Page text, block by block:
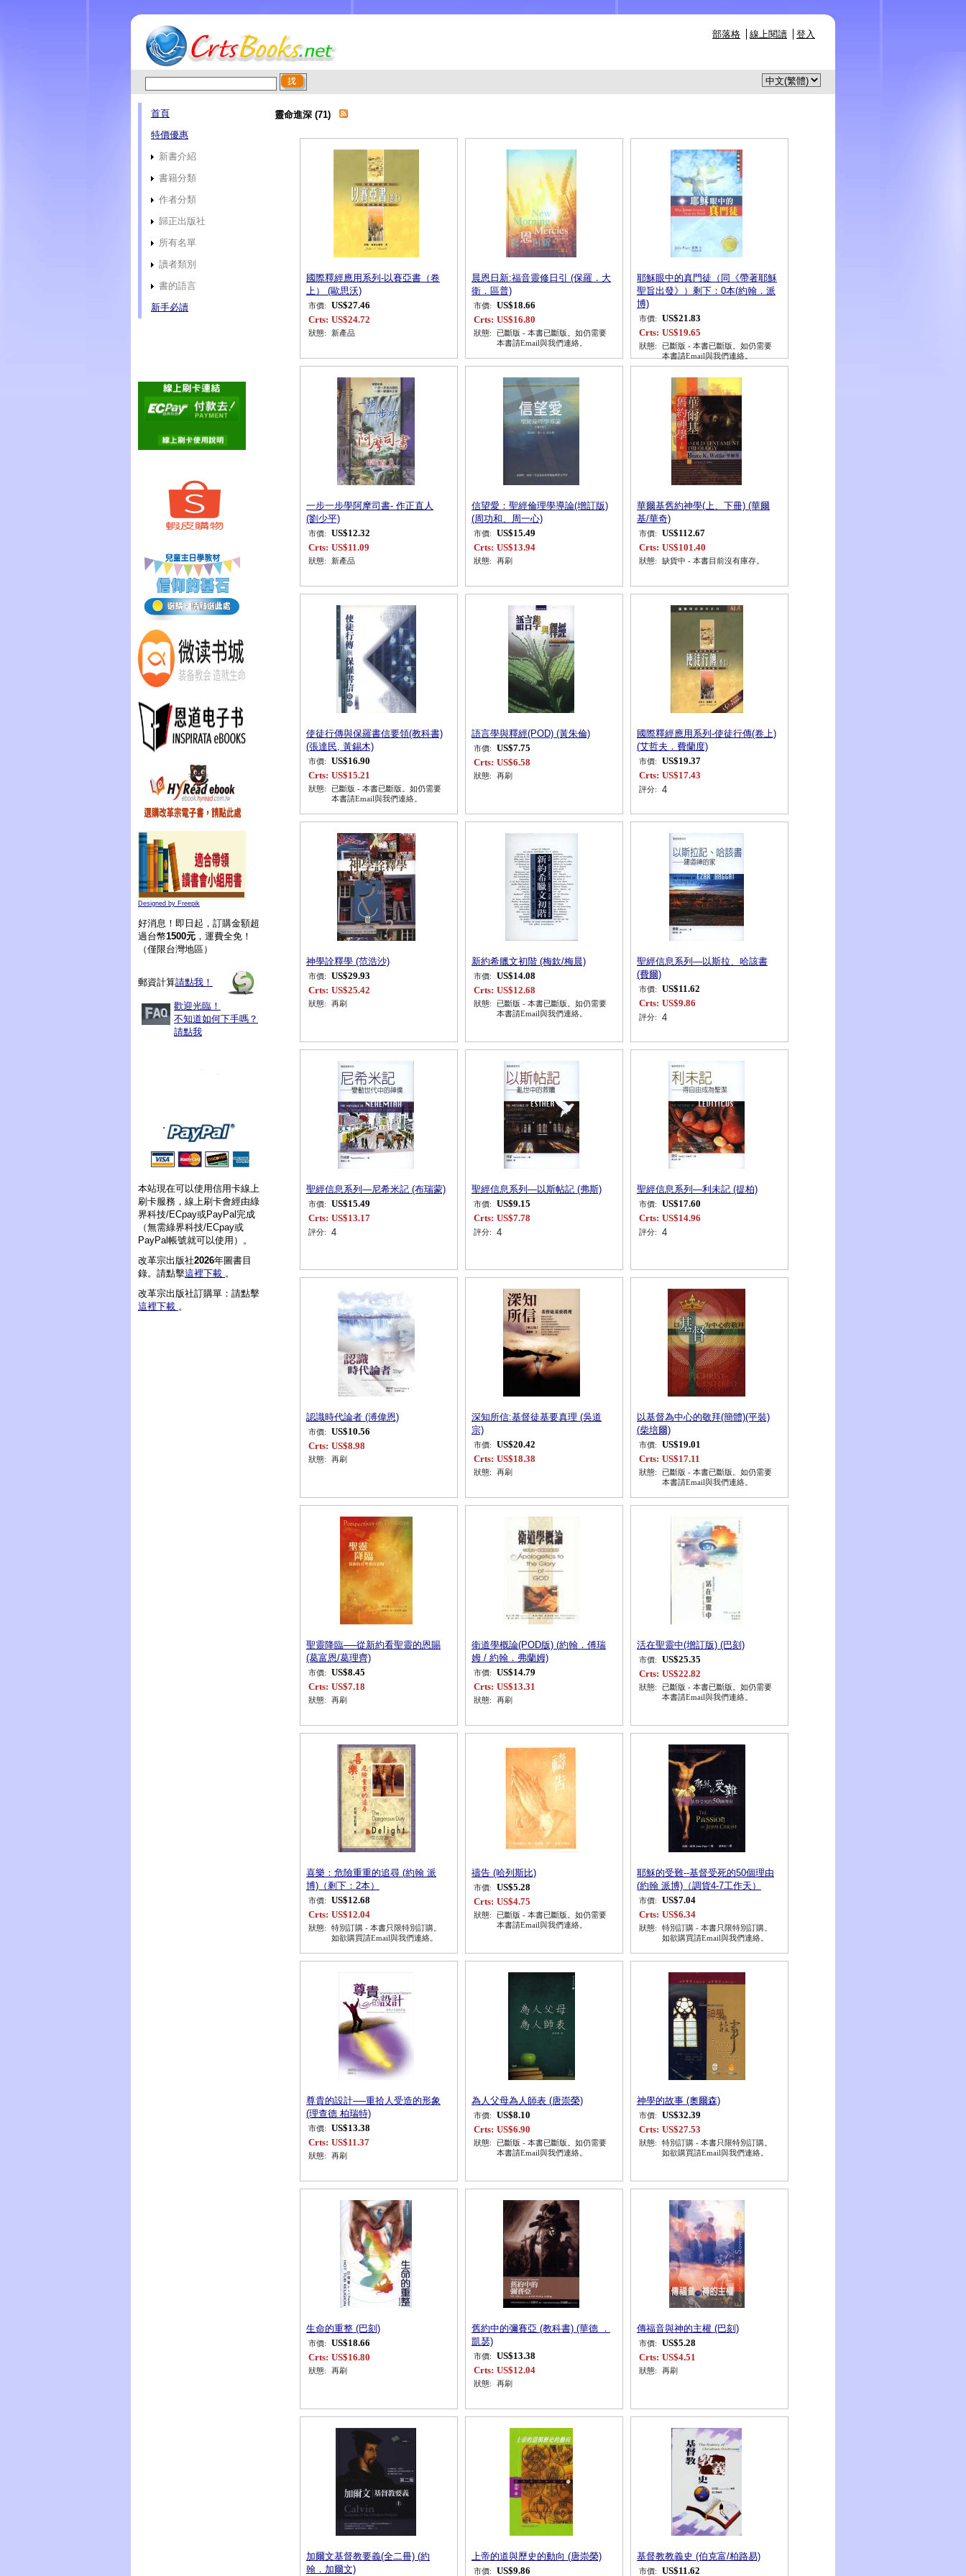
部落格 線上閱讀 登入
首頁
特價優惠
新書介紹
書籍分類
作者分類
歸正出版社
所有名單
讀者類別
書的語言
新手必讀
Designed by Freepik
好消息！即日起，訂購金額超
過台幣1500元 ，運費全免！
（僅限台灣地區）
郵資計算請點我！
歡迎光臨！
不知道如何下手嗎？
請點我
本站現在可以使用信用卡線上
刷卡服務，線上刷卡會經由綠
界科技/ECpay或PayPal完成
（無需綠界科技/ECpay或
PayPal帳號就可以使用）。
改革宗出版社2026年圖書目
錄。請點擊這裡下載 。
改革宗出版社訂購單：請點擊
這裡下載 。
靈命進深 (71)
國際釋經應用系列-以賽亞書（卷
上） (歐思沃)
市價:
US$27.46
Crts: US$24.72
狀態: 新產品
晨恩日新:福音靈修日引 (保羅．大
衛．區普)
市價:
US$18.66
Crts: US$16.80
狀態:
已斷版 - 本書已斷版。如仍需要
本書請Email與我們連絡。
耶穌眼中的真門徒（同《帶著耶穌
聖旨出發》）剩下：0本(約翰．派
博)
市價:
US$21.83
Crts: US$19.65
狀態:
已斷版 - 本書已斷版。如仍需要
本書請Email與我們連絡。
一步一步學阿摩司書- 作正直人
(劉少平)
市價:
US$12.32
Crts: US$11.09
狀態: 新產品
信望愛：聖經倫理學導論(增訂版)
(周功和、周一心)
市價:
US$15.49
Crts: US$13.94
狀態: 再刷
華爾基舊約神學(上、下冊) (華爾
基/華奇)
市價:
US$112.67
Crts: US$101.40
狀態: 缺貨中 - 本書目前沒有庫存。
使徒行傳與保羅書信要領(教科書)
(張達民, 黃錫木)
市價:
US$16.90
Crts: US$15.21
狀態:
已斷版 - 本書已斷版。如仍需要
本書請Email與我們連絡。
語言學與釋經(POD) (黃朱倫)
市價:
US$7.75
Crts: US$6.58
狀態: 再刷
國際釋經應用系列-使徒行傳(卷上)
(艾哲夫．費蘭度)
市價:
US$19.37
Crts: US$17.43
評分: 4
神學詮釋學 (范浩沙)
市價:
US$29.93
Crts: US$25.42
狀態: 再刷
新約希臘文初階 (梅欽/梅晨)
市價:
US$14.08
Crts: US$12.68
狀態:
已斷版 - 本書已斷版。如仍需要
本書請Email與我們連絡。
聖經信息系列—以斯拉、哈該書
(費爾)
市價:
US$11.62
Crts: US$9.86
評分: 4
聖經信息系列—尼希米記 (布瑞蒙)
市價:
US$15.49
Crts: US$13.17
評分: 4
聖經信息系列—以斯帖記 (弗斯)
市價:
US$9.15
Crts: US$7.78
評分: 4
聖經信息系列—利未記 (提柏)
市價:
US$17.60
Crts: US$14.96
評分: 4
認識時代論者 (溥偉恩)
市價:
US$10.56
Crts: US$8.98
狀態: 再刷
深知所信:基督徒基要真理 (吳道
宗)
市價:
US$20.42
Crts: US$18.38
狀態: 再刷
以基督為中心的敬拜(簡體)(平裝)
(柴培爾)
市價:
US$19.01
Crts: US$17.11
狀態:
已斷版 - 本書已斷版。如仍需要
本書請Email與我們連絡。
聖靈降臨──從新約看聖靈的恩賜
(葛富恩/葛理齊)
市價:
US$8.45
Crts: US$7.18
狀態: 再刷
衛道學概論(POD版) (約翰．傅瑞
姆 / 約翰．弗蘭姆)
市價:
US$14.79
Crts: US$13.31
狀態: 再刷
活在聖靈中(增訂版) (巴刻)
市價:
US$25.35
Crts: US$22.82
狀態:
已斷版 - 本書已斷版。如仍需要
本書請Email與我們連絡。
喜樂：危險重重的追尋 (約翰 派
博)（剩下：2本）
市價:
US$12.68
Crts: US$12.04
狀態:
特別訂購 - 本書只限特別訂購。
如欲購買請Email與我們連絡。
禱告 (哈列斯比)
市價:
US$5.28
Crts: US$4.75
狀態:
已斷版 - 本書已斷版。如仍需要
本書請Email與我們連絡。
耶穌的受難--基督受死的50個理由
(約翰 派博)（調貨4-7工作天）
市價:
US$7.04
Crts: US$6.34
狀態:
特別訂購 - 本書只限特別訂購。
如欲購買請Email與我們連絡。
尊貴的設計──重拾人受造的形象
(理查德 柏瑞特)
市價:
US$13.38
Crts: US$11.37
狀態: 再刷
為人父母為人師表 (唐崇榮)
市價:
US$8.10
Crts: US$6.90
狀態:
已斷版 - 本書已斷版。如仍需要
本書請Email與我們連絡。
神學的故事 (奧爾森)
市價:
US$32.39
Crts: US$27.53
狀態:
特別訂購 - 本書只限特別訂購。
如欲購買請Email與我們連絡。
生命的重整 (巴刻)
市價:
US$18.66
Crts: US$16.80
狀態: 再刷
舊約中的彌賽亞 (教科書) (華德 ．
凱瑟)
市價:
US$13.38
Crts: US$12.04
狀態: 再刷
傳福音與神的主權 (巴刻)
市價:
US$5.28
Crts: US$4.51
狀態: 再刷
加爾文基督教要義(全二冊) (約
翰．加爾文)
上帝的道與歷史的動向 (唐崇榮)
市價: US$9.86
基督教教義史 (伯克富/柏路易)
市價: US$11.62